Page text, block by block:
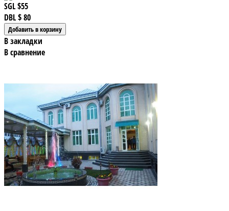
SGL$55
DBL$ 80
В закладки
В сравнение